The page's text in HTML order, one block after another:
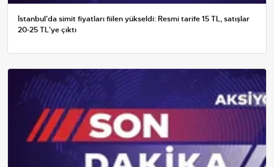
İstanbul'da simit fiyatları fiilen yükseldi: Resmi tarife 15 TL, satışlar
20-25 TL'ye çıktı